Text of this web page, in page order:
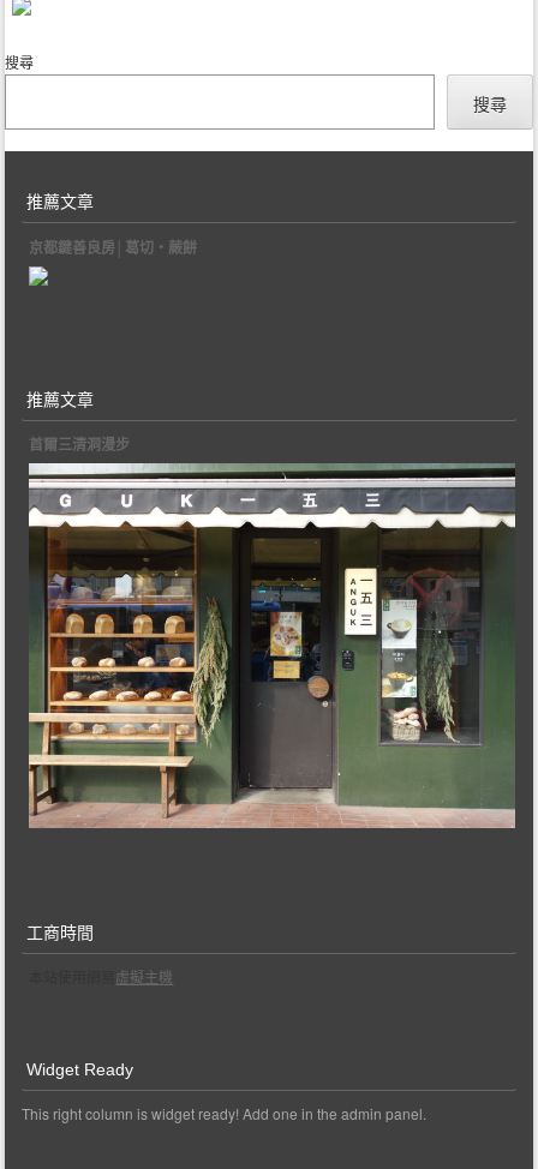
搜尋
搜尋
推薦文章
京都鍵善良房│葛切‧蕨餅
推薦文章
首爾三清洞漫步
工商時間
虛擬主機
Widget Ready
This right column is widget ready! Add one in the admin panel.